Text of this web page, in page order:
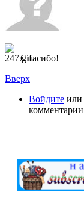
Спасибо!
Вверх
Войдите или
комментарии